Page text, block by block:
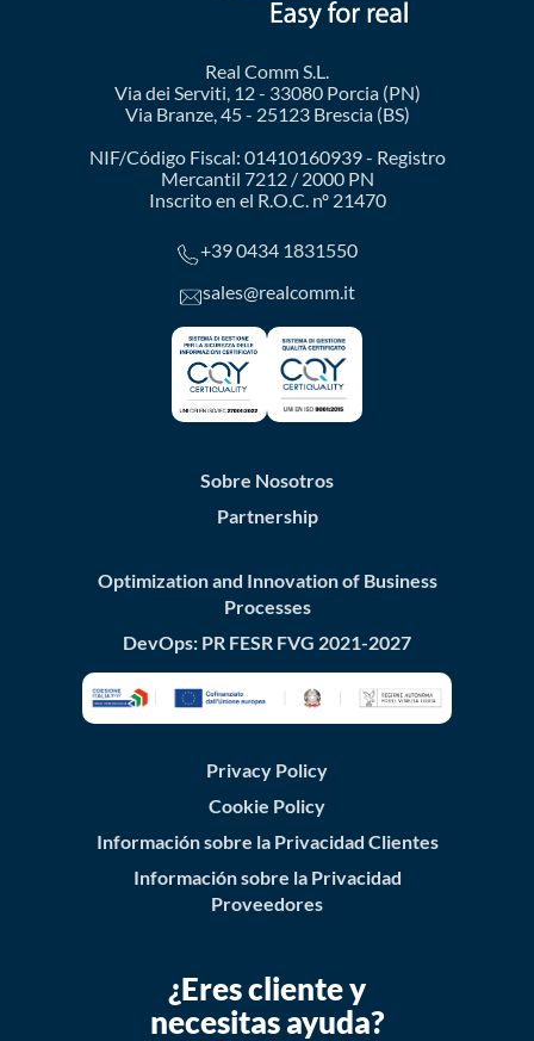
Real Comm S.L.
Via dei Serviti, 12 - 33080 Porcia (PN)
Via Branze, 45 - 25123 Brescia (BS)
NIF/Código Fiscal: 01410160939 - Registro
Mercantil 7212 / 2000 PN
Inscrito en el R.O.C. nº 21470
+39 0434 1831550
sales@realcomm.it
Sobre Nosotros
Partnership
Optimization and Innovation of Business
Processes
DevOps: PR FESR FVG 2021-2027
Privacy Policy
Cookie Policy
Información sobre la Privacidad Clientes
Información sobre la Privacidad
Proveedores
¿Eres cliente y
necesitas ayuda?